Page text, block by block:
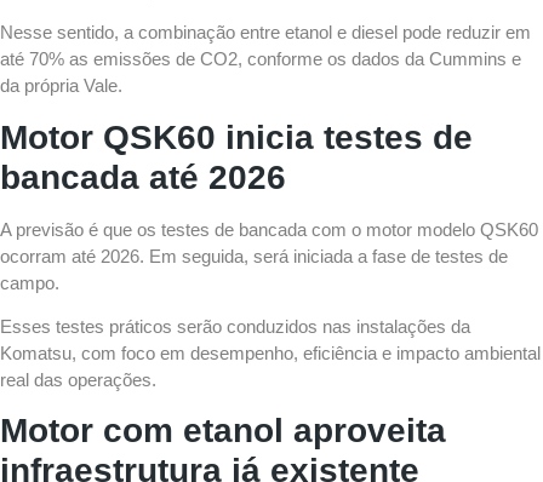
Nesse sentido, a combinação entre etanol e diesel pode reduzir em
até 70% as emissões de CO2, conforme os dados da Cummins e
da própria Vale.
Motor QSK60 inicia testes de
bancada até 2026
A previsão é que os testes de bancada com o motor modelo QSK60
ocorram até 2026. Em seguida, será iniciada a fase de testes de
campo.
Esses testes práticos serão conduzidos nas instalações da
Komatsu, com foco em desempenho, eficiência e impacto ambiental
real das operações.
Motor com etanol aproveita
infraestrutura já existente